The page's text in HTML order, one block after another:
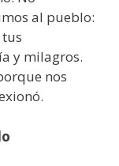
al pueblo:
y milagros.
nos